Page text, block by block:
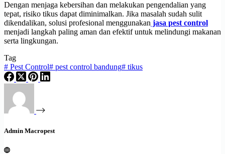
Dengan menjaga kebersihan dan melakukan pengendalian yang
tepat, risiko tikus dapat diminimalkan. Jika masalah sudah sulit
dikendalikan, solusi profesional menggunakan jasa pest control
menjadi langkah paling aman dan efektif untuk melindungi makanan
serta lingkungan.
Tag
# Pest Control# pest control bandung# tikus
Admin Macropest